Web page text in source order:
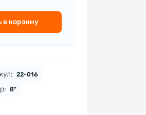
в корзину
22-016
8"